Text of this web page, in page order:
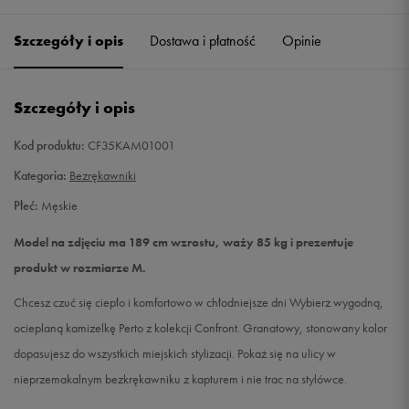
L Powiadom o dostępności
Szczegóły i opis Dostawa i płatność Opinie
Szczegóły i opis
Kod produktu: CF35KAM01001
Kategoria: Bezrękawniki
Płeć: Męskie
Model na zdjęciu ma 189 cm wzrostu, waży 85 kg i prezentuje
produkt w rozmiarze M.
Chcesz czuć się ciepło i komfortowo w chłodniejsze dni Wybierz wygodną,
ocieplaną kamizelkę Perto z kolekcji Confront. Granatowy, stonowany kolor
dopasujesz do wszystkich miejskich stylizacji. Pokaż się na ulicy w
nieprzemakalnym bezkrękawniku z kapturem i nie trac na stylówce.